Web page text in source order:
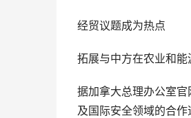
经贸议题成为热点
拓展与中方在农业和能
据加拿大总理办公室
及国际安全领域的合